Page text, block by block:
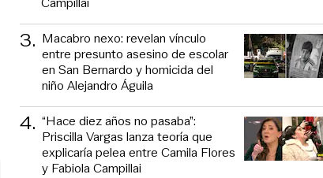
3. Macabro nexo: revelan vínculo
entre presunto asesino de escolar
en San Bernardo y homicida del
niño Alejandro Águila
4. “Hace diez años no pasaba”:
Priscilla Vargas lanza teoría que
explicaría pelea entre Camila Flores
y Fabiola Campillai